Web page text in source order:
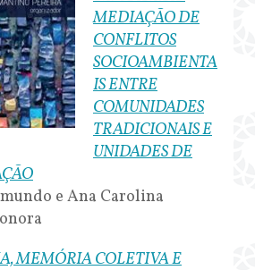
MEDIAÇÃO DE
CONFLITOS
SOCIOAMBIENTA
IS ENTRE
COMUNIDADES
TRADICIONAIS E
UNIDADES DE
e Ana Carolina
MEMÓRIA COLETIVA E